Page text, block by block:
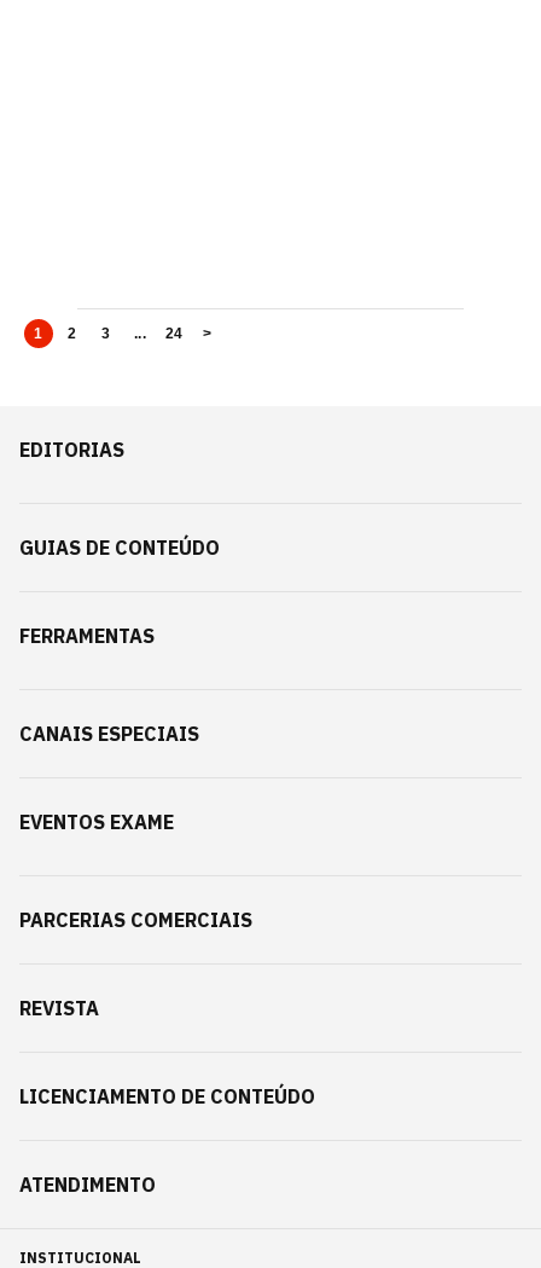
1 2 3 ... 24 >
EDITORIAS
GUIAS DE CONTEÚDO
FERRAMENTAS
CANAIS ESPECIAIS
EVENTOS EXAME
PARCERIAS COMERCIAIS
REVISTA
LICENCIAMENTO DE CONTEÚDO
ATENDIMENTO
INSTITUCIONAL